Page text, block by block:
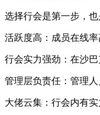
选择行会是第一步，
活跃度高：成员在线
行会实力强劲：在沙
管理层负责任：管理
大佬云集：行会内有